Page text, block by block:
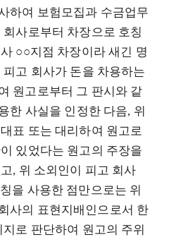
하여 보험모집과 수금업무
사로부터 차장으로 호칭
○○지점 차장이라 새긴 명
고 회사가 돈을 차용하는
원고로부터 그 판시와 같
한 사실을 인정한 다음, 위
표 또는 대리하여 원고로
있었다는 원고의 주장을
, 위 소외인이 피고 회사
을 사용한 점만으로는 위
사의 표현지배인으로서 한
로 판단하여 원고의 주위